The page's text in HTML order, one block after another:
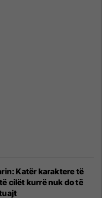
Katër karaktere të
cilët kurrë nuk do të